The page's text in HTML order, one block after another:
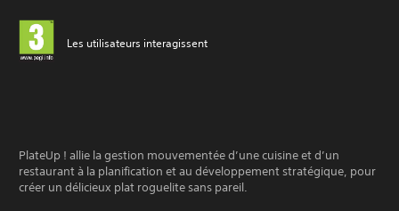
Les utilisateurs interagissent
PlateUp ! allie la gestion mouvementée d’une cuisine et d’un
restaurant à la planification et au développement stratégique, pour
créer un délicieux plat roguelite sans pareil.